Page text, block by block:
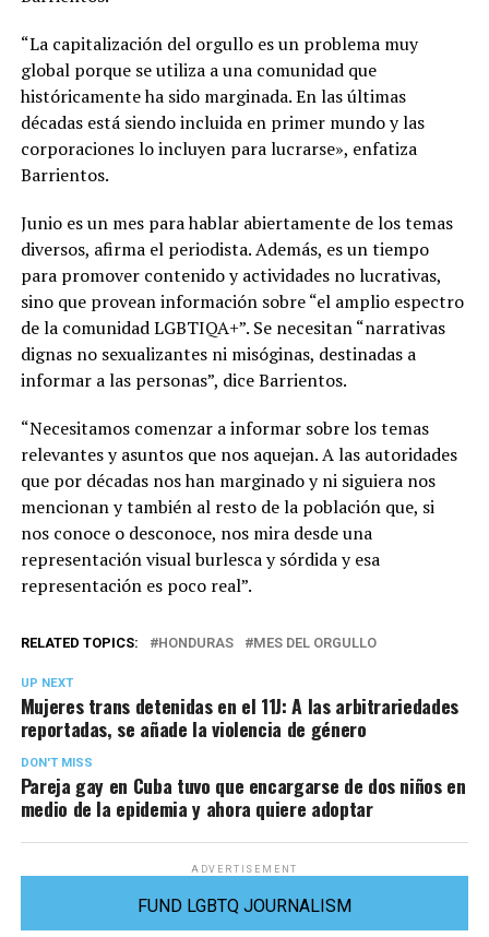
“La capitalización del orgullo es un problema muy
global porque se utiliza a una comunidad que
históricamente ha sido marginada. En las últimas
décadas está siendo incluida en primer mundo y las
corporaciones lo incluyen para lucrarse», enfatiza
Barrientos.
Junio es un mes para hablar abiertamente de los temas
diversos, afirma el periodista. Además, es un tiempo
para promover contenido y actividades no lucrativas,
sino que provean información sobre “el amplio espectro
de la comunidad LGBTIQA+”. Se necesitan “narrativas
dignas no sexualizantes ni misóginas, destinadas a
informar a las personas”, dice Barrientos.
“Necesitamos comenzar a informar sobre los temas
relevantes y asuntos que nos aquejan. A las autoridades
que por décadas nos han marginado y ni siguiera nos
mencionan y también al resto de la población que, si
nos conoce o desconoce, nos mira desde una
representación visual burlesca y sórdida y esa
representación es poco real”.
RELATED TOPICS: HONDURAS MES DEL ORGULLO
UP NEXT
Mujeres trans detenidas en el 11J: A las arbitrariedades
reportadas, se añade la violencia de género
DON'T MISS
Pareja gay en Cuba tuvo que encargarse de dos niños en
medio de la epidemia y ahora quiere adoptar
ADVERTISEMENT
FUND LGBTQ JOURNALISM